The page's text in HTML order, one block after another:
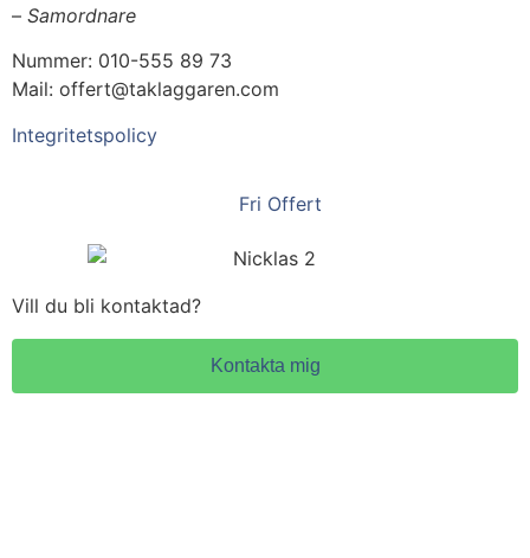
– Samordnare
Nummer: 010-555 89 73
Mail: offert@taklaggaren.com
Integritetspolicy
Fri Offert
Vill du bli kontaktad?
Kontakta mig